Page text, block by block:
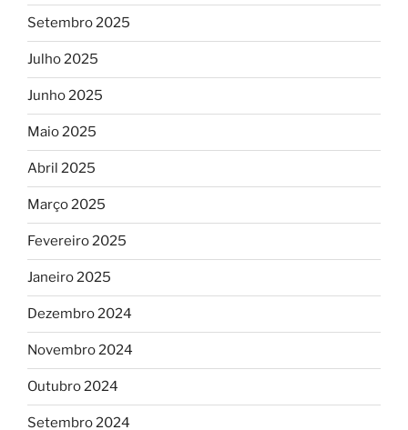
Setembro 2025
Julho 2025
Junho 2025
Maio 2025
Abril 2025
Março 2025
Fevereiro 2025
Janeiro 2025
Dezembro 2024
Novembro 2024
Outubro 2024
Setembro 2024